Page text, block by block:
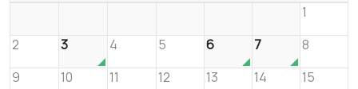
1
2
3 4 5 6 7
8
9
10 11 12 13 14
15